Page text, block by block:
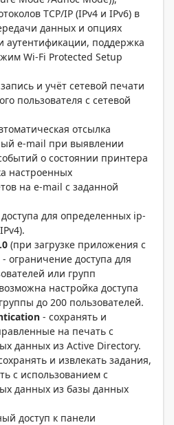
TCP/IP (IPv4 и IPv6) в
данных и опциях
аутентификации, поддержка
Wi-Fi Protected Setup
и учёт сетевой печати
пользователя с сетевой
отсылка
e-mail при выявлении
о состоянии принтера
настроенных
на e-mail с заданной
для определенных ip-
(при загрузке приложения с
ограничение доступа для
или групп
настройка доступа
до 200 пользователей.
- сохранять и
на печать с
данных из Active Directory.
и извлекать задания,
с использованием с
данных из базы данных
доступ к панели